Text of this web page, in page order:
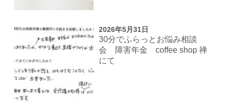
2026年5月31日
30分でふらっとお悩み相談
会 障害年金 coffee shop 禅
にて